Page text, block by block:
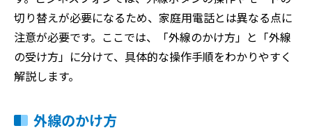
切り替えが必要になるため、家庭用電話とは異なる点に
注意が必要です。ここでは、「外線のかけ方」と「外線
の受け方」に分けて、具体的な操作手順をわかりやすく
解説します。
外線のかけ方